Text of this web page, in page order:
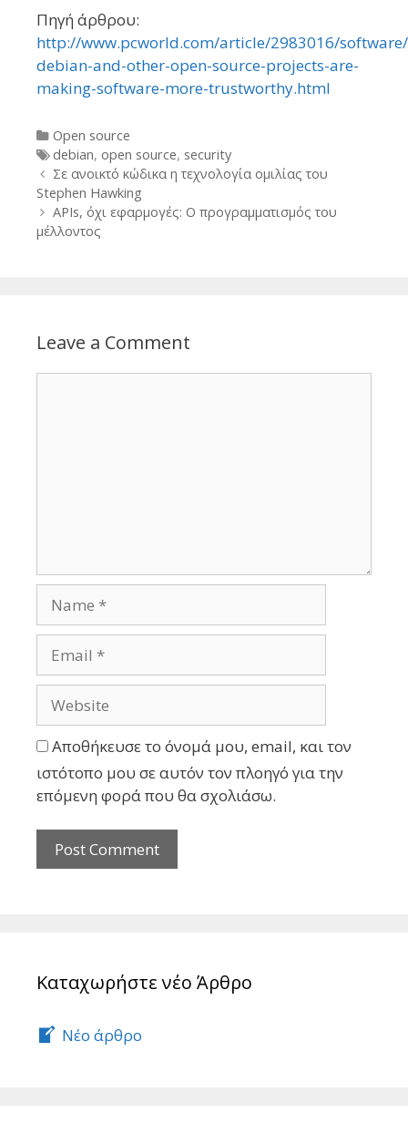
Πηγή άρθρου:
http://www.pcworld.com/article/2983016/
debian-and-other-open-source-projects-are-
making-software-more-trustworthy.html
Categories
Open source
Tags
debian, open source, security
Post
navigation
Σε ανοικτό κώδικα η τεχνολογία ομιλίας του
Stephen Hawking
APIs, όχι εφαρμογές: Ο προγραμματισμός του
μέλλοντος
Leave a Comment
Αποθήκευσε το όνομά μου, email, και τον
ιστότοπο μου σε αυτόν τον πλοηγό για την
επόμενη φορά που θα σχολιάσω.
Καταχωρήστε νέο Άρθρο
Νέο άρθρο